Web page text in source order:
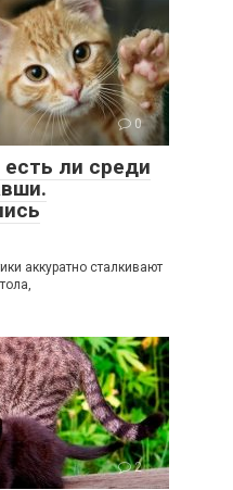
0
ли среди
аккуратно сталкивают
2